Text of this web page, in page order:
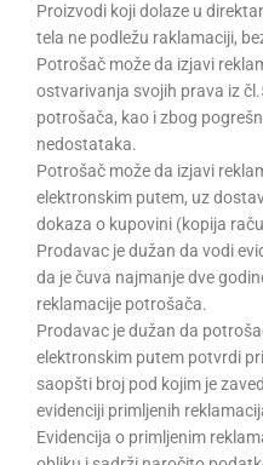
Proizvodi koji dolaze u
tela ne podležu raklamaciji,
Potrošač može da izjavi
ostvarivanja svojih prava iz
potrošača, kao i zbog
nedostataka.
Potrošač može da izjavi
elektronskim putem, uz
dokaza o kupovini (kopija
Prodavac je dužan da vodi
da je čuva najmanje dve
reklamacije potrošača.
Prodavac je dužan da
elektronskim putem potvrdi
saopšti broj pod kojim je
evidenciji primljenih
Evidencija o primljenim